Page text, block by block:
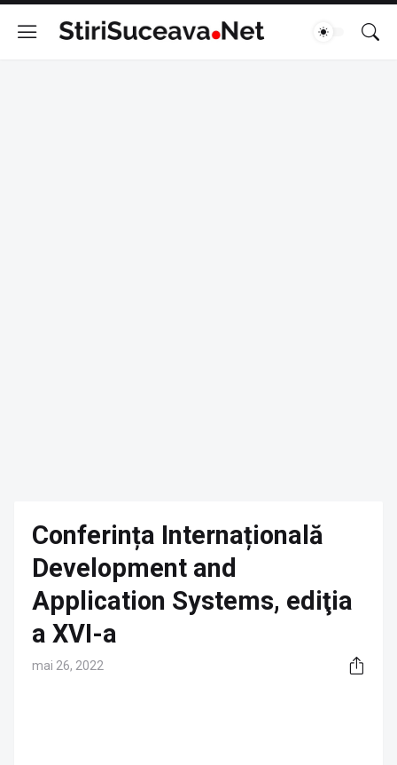
Conferința Internațională
Development and
Application Systems, ediţia
a XVI-a
mai 26, 2022